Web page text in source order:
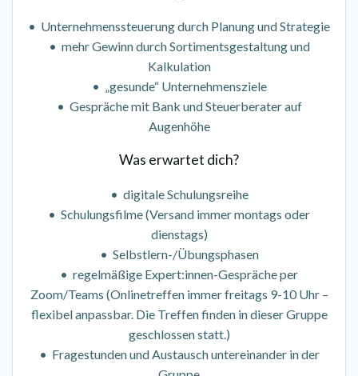
• Unternehmenssteuerung durch Planung und Strategie
• mehr Gewinn durch Sortimentsgestaltung und
Kalkulation
• „gesunde“ Unternehmensziele
• Gespräche mit Bank und Steuerberater auf
Augenhöhe
Was erwartet dich?
• digitale Schulungsreihe
• Schulungsfilme (Versand immer montags oder
dienstags)
• Selbstlern-/Übungsphasen
• regelmäßige Expert:innen-Gespräche per
Zoom/Teams (Onlinetreffen immer freitags 9-10 Uhr –
flexibel anpassbar. Die Treffen finden in dieser Gruppe
geschlossen statt.)
• Fragestunden und Austausch untereinander in der